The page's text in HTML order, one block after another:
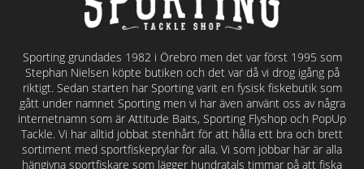
Sporting grundades 1982 i Örebro men det var först 1995 som
Stephan Nielsen köpte butiken och det var då vi drog igång på
riktigt. Sedan starten har Sporting varit en fysisk fiskebutik som
gått under namnet Sporting men vi har även använt oss av några
internetnamn som är Attitude Baits, Sporting Flyshop och PopUp
Tackle. Vi har alltid jobbat stenhårt för att hålla ett bra och brett
sortiment med sportfiskeprylar för alla. Vi som jobbar här är alla
hängivna sportfiskare som lägger hundratals timmar på att fiska